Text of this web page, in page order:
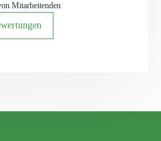
Mitarbeitenden